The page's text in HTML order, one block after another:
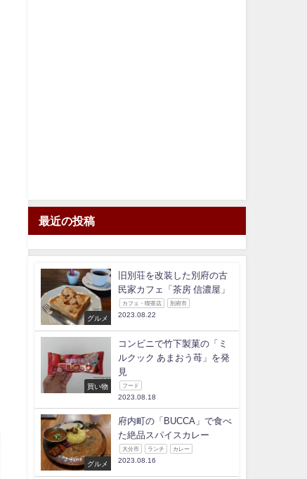
最近の投稿
グルメ
旧別荘を改装した別府の古
民家カフェ「茶房 信濃屋」
カフェ・喫茶店 別府市
2023.08.22
買い物
コンビニで竹下製菓の「ミ
ルクック あまおう苺」を発
見
フード
2023.08.18
グルメ
府内町の「BUCCA」で食べ
た絶品スパイスカレー
大分市 ランチ カレー
2023.08.16